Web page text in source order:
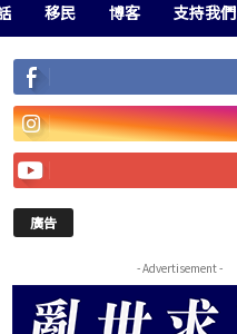
移民 博客 支持我們
廣告
- Advertisement -